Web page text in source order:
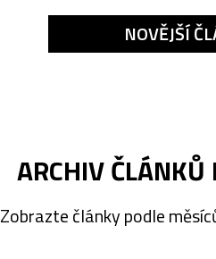
NOVĚJŠÍ
ARCHIV ČLÁNKŮ
Zobrazte články podle